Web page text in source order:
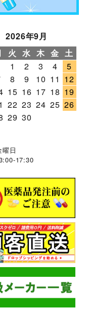
2026年9月
火 水 木 金 土
1
2 3 4
5
8 9 10 11 12
15 16 17 18 19
22 23 24 25 26
29 30
曜日
17:30